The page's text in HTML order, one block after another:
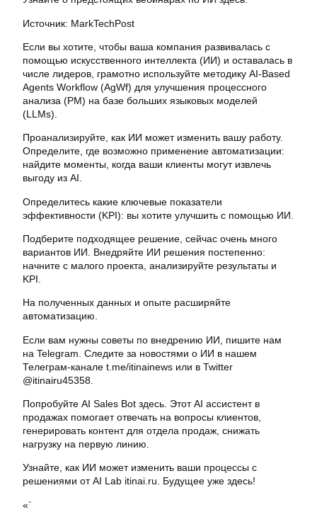
Источник: MarkTechPost
Если вы хотите, чтобы ваша компания развивалась с
помощью искусственного интеллекта (ИИ) и оставалась в
числе лидеров, грамотно используйте методику AI-Based
Agents Workflow (AgWf) для улучшения процессного
анализа (PM) на базе больших языковых моделей
(LLMs).
Проанализируйте, как ИИ может изменить вашу работу.
Определите, где возможно применение автоматизации:
найдите моменты, когда ваши клиенты могут извлечь
выгоду из AI.
Определитесь какие ключевые показатели
эффективности (KPI): вы хотите улучшить с помощью ИИ.
Подберите подходящее решение, сейчас очень много
вариантов ИИ. Внедряйте ИИ решения постепенно:
начните с малого проекта, анализируйте результаты и
KPI.
На полученных данных и опыте расширяйте
автоматизацию.
Если вам нужны советы по внедрению ИИ, пишите нам
на Telegram. Следите за новостями о ИИ в нашем
Телеграм-канале t.me/itinainews или в Twitter
@itinairu45358.
Попробуйте AI Sales Bot здесь. Этот AI ассистент в
продажах помогает отвечать на вопросы клиентов,
генерировать контент для отдела продаж, снижать
нагрузку на первую линию.
Узнайте, как ИИ может изменить ваши процессы с
решениями от AI Lab itinai.ru. Будущее уже здесь!
«`